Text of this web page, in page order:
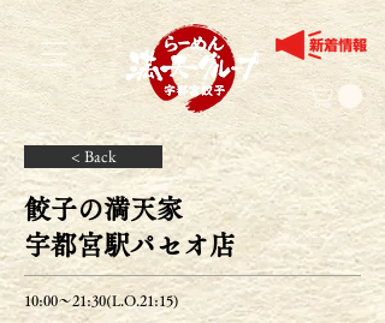
< Back
餃子の満天家
宇都宮駅パセオ店
10:00～21:30(L.O.21:15)